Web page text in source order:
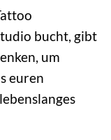
bucht, gibt
um
euren